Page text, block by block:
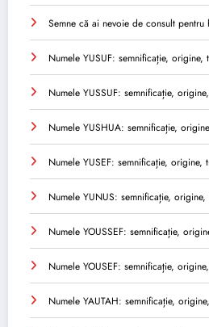
Semne că ai nevoie de consult pentru
Numele YUSUF: semnificație, origine,
Numele YUSSUF: semnificație,
Numele YUSHUA: semnificație,
Numele YUSEF: semnificație, origine,
Numele YUNUS: semnificație,
Numele YOUSSEF: semnificație,
Numele YOUSEF: semnificație,
Numele YAUTAH: semnificație,